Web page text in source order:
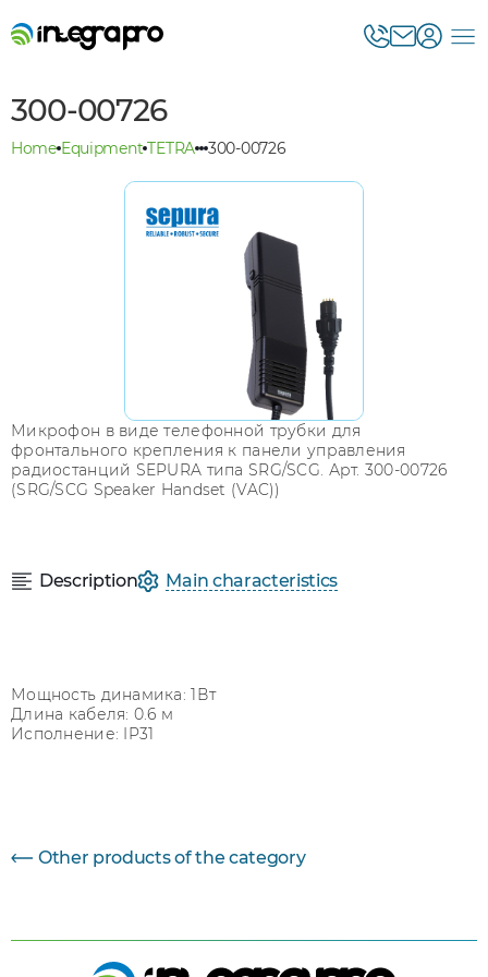
300-00726
Home Equipment TETRA 300-00726
Микрофон в виде телефонной трубки для
фронтального крепления к панели управления
радиостанций SEPURA типа SRG/SCG. Арт. 300-00726
(SRG/SCG Speaker Handset (VAC))
Description Main characteristics
Мощность динамика: 1Вт
Длина кабеля: 0.6 м
Исполнение: IP31
Other products of the category